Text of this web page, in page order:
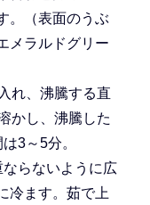
。（表面のうぶ
メラルドグリー
れ、沸騰する直
かし、沸騰した
3～5分。
ならないように広
冷ます。茹で上